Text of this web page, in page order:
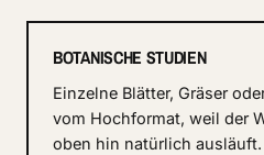
BOTANISCHE STUDIEN
Einzelne Blätter, Gräser
vom Hochformat, weil der
oben hin natürlich